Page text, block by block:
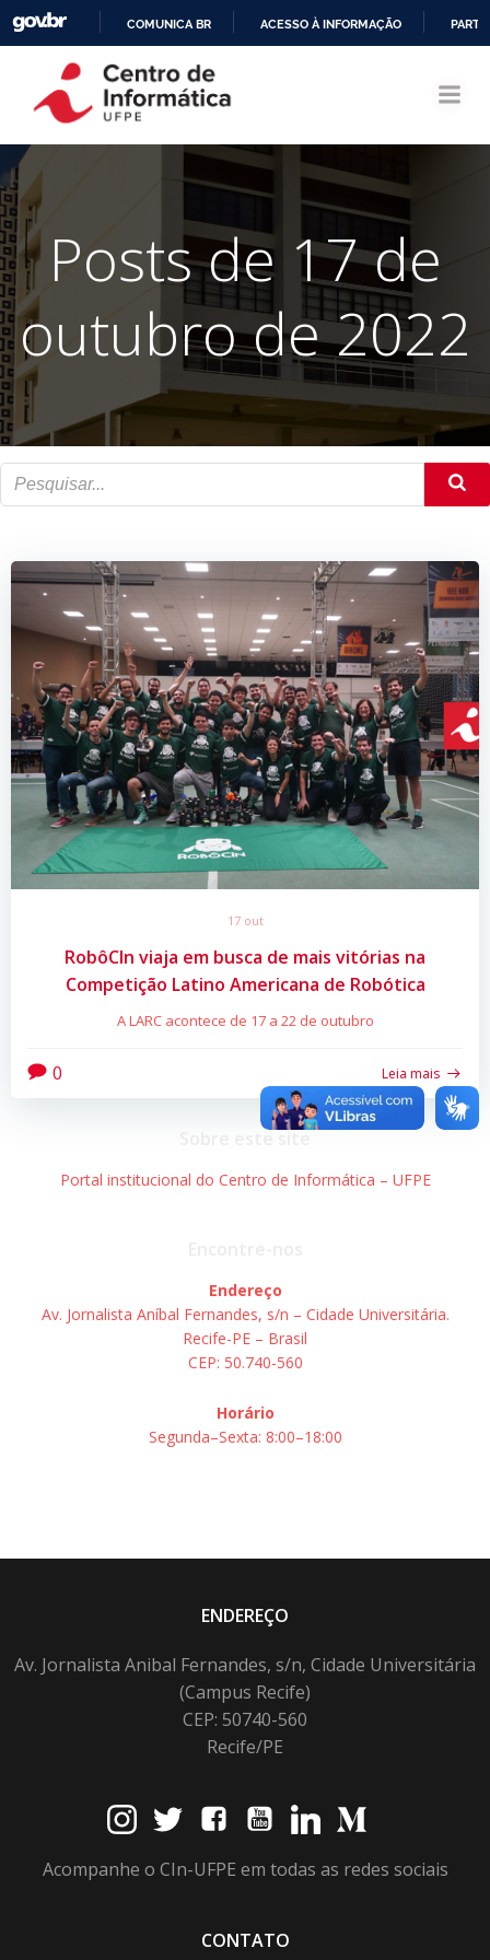
CONTEÚDO
COMUNICA BR ACESSO À INFORMAÇÃO
Posts de 17 de
outubro de 2022
17 out
RobôCIn viaja em busca de mais vitórias na
Competição Latino Americana de Robótica
A LARC acontece de 17 a 22 de outubro
0 Leia mais
Portal institucional do Centro de Informática – UFPE
Endereço
Av. Jornalista Aníbal Fernandes, s/n – Cidade Universitária.
Recife-PE – Brasil
CEP: 50.740-560
Horário
Segunda–Sexta: 8:00–18:00
ENDEREÇO
Av. Jornalista Anibal Fernandes, s/n, Cidade Universitária
(Campus Recife)
CEP: 50740-560
Recife/PE
Acompanhe o CIn-UFPE em todas as redes sociais
CONTATO